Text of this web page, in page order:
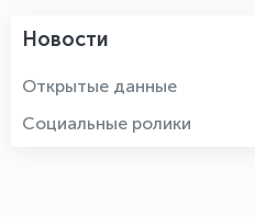
Новости
Открытые данные
Социальные ролики